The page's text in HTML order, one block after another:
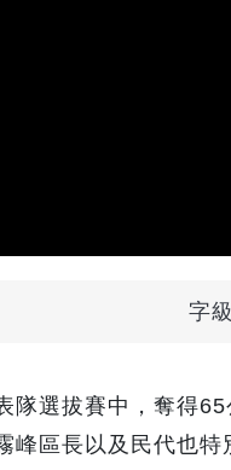
字
隊選拔賽中，奪得
區長以及民代也